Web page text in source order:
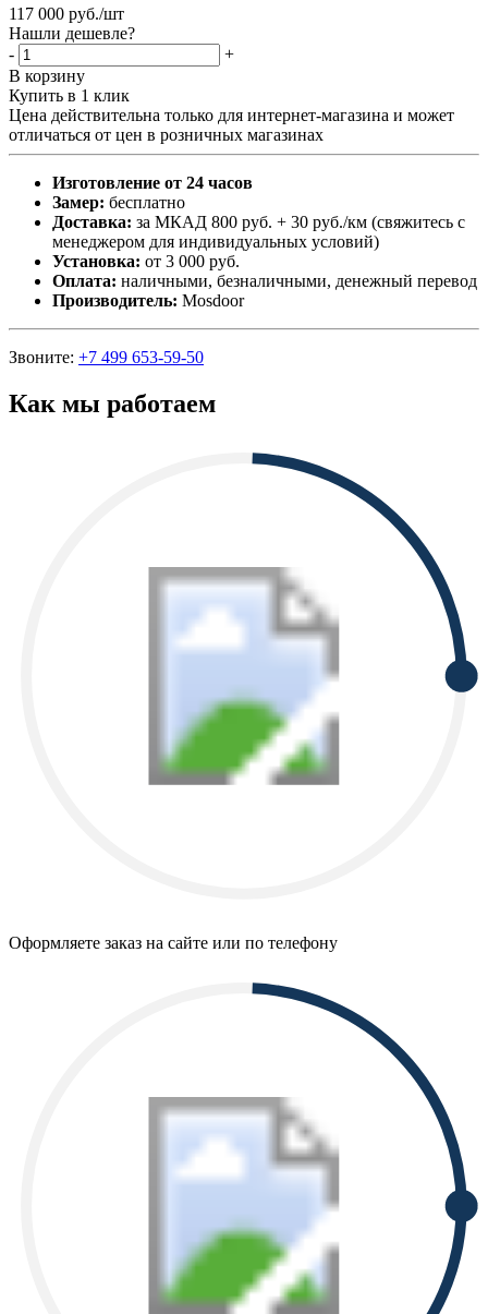
117 000 руб./шт
Нашли дешевле?
-
+
В корзину
Купить в 1 клик
Цена действительна только для интернет-магазина и может
отличаться от цен в розничных магазинах
Изготовление от 24 часов
Замер: бесплатно
Доставка: за МКАД 800 руб. + 30 руб./км (свяжитесь с
менеджером для индивидуальных условий)
Установка: от 3 000 руб.
Оплата: наличными, безналичными, денежный перевод
Производитель: Mosdoor
Звоните: +7 499 653-59-50
Как мы работаем
Оформляете заказ на сайте или по телефону